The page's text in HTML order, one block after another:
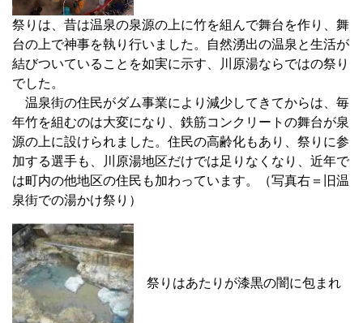
祭りは、昔は温泉の泉源の上に竹を組んで舞台を作り、舞
台の上で神事を執り行いました。自然湧出の温泉と生活が
結びついていることを如実に示す、川原湯ならではの祭り
でした。
温泉街の住民がダム事業により減少してきてからは、毎
年竹を組むのは大変になり、鉄筋コンクリートの舞台が泉
源の上に設けられました。住民の高齢化もあり、祭りに参
加する選手も、川原湯地区だけでは足りなくなり、近年で
は町内の他地区の住民も加わっています。（写真右＝旧温
泉街での湯かけ祭り）
祭りはあたりが漆黒の闇に包まれ